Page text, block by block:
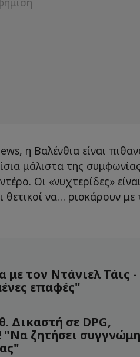
η Βαλένθια είναι
μάλιστα της
Οι «νυχτερίδες» είναι
θετικοί να… ρισκάρουν με
με τον Ντάνιελ Τάις -
επαφές"
Δικαστή σε DPG,
"Να ζητήσει